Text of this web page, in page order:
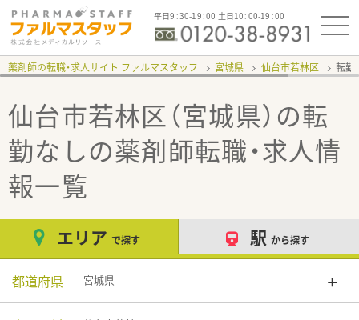
平日9：30-19：00 土日10：00-19：00
薬剤師の転職・求人サイト ファルマスタッフ 宮城県 仙台市若林区 転勤
仙台市若林区（宮城県）の転
勤なしの薬剤師転職・求人情
報一覧
エリア で探す 駅 から探す
都道府県 宮城県